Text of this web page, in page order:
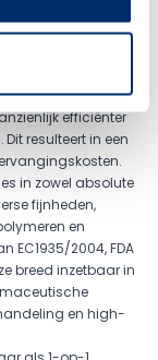
in een
vuilvangcapaciteit,
efficiënter
resulteert in een
in zowel absolute
fijnheden,
en
EC1935/2004, FDA
breed inzetbaar in
en high-